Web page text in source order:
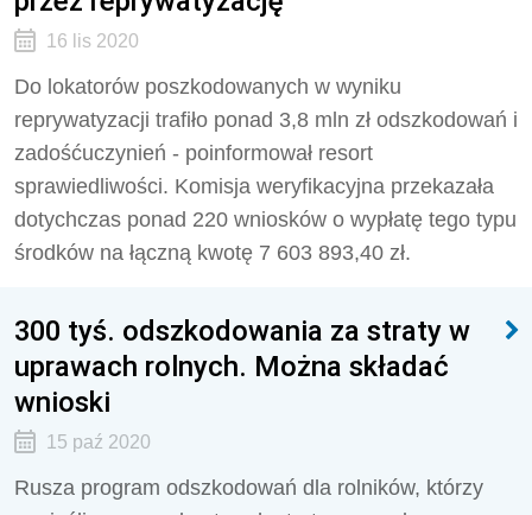
16 lis 2020
Do lokatorów poszkodowanych w wyniku
reprywatyzacji trafiło ponad 3,8 mln zł odszkodowań i
zadośćuczynień - poinformował resort
sprawiedliwości. Komisja weryfikacyjna przekazała
dotychczas ponad 220 wniosków o wypłatę tego typu
środków na łączną kwotę 7 603 893,40 zł.
300 tyś. odszkodowania za straty w
uprawach rolnych. Można składać
wnioski
15 paź 2020
Rusza program odszkodowań dla rolników, którzy